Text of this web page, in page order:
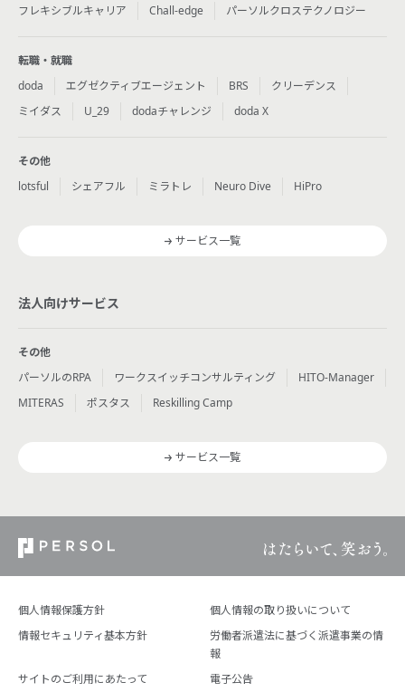
フレキシブルキャリア
Chall-edge パーソルクロステクノロジー
転職・就職
doda
エグゼクティブエージェント BRS
クリーデンス
ミイダス
U_29 dodaチャレンジ doda X
その他
lotsful
シェアフル ミラトレ Neuro Dive HiPro
サービス一覧
法人向けサービス
その他
パーソルのRPA
ワークスイッチコンサルティング
HITO-Manager
MITERAS
ポスタス Reskilling Camp
サービス一覧
個人情報保護方針
個人情報の取り扱いについて
情報セキュリティ基本方針
労働者派遣法に基づく派遣事業の情
報
サイトのご利用にあたって
電子公告